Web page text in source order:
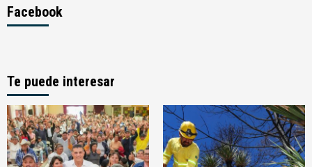
Facebook
Te puede interesar